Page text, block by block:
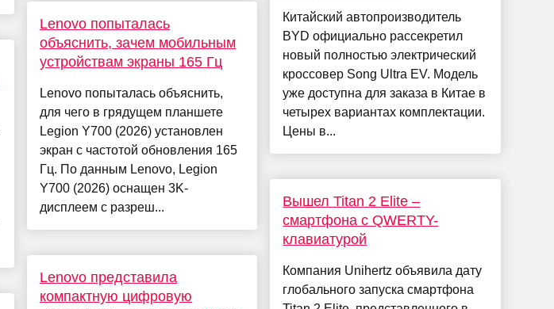
Lenovo попыталась
объяснить, зачем мобильным
устройствам экраны 165 Гц
Lenovo попыталась объяснить,
для чего в грядущем планшете
Legion Y700 (2026) установлен
экран с частотой обновления 165
Гц. По данным Lenovo, Legion
Y700 (2026) оснащен 3K-
дисплеем с разреш...
Lenovo представила
компактную цифровую
Китайский автопроизводитель
BYD официально рассекретил
новый полностью электрический
кроссовер Song Ultra EV. Модель
уже доступна для заказа в Китае в
четырех вариантах комплектации.
Цены в...
Вышел Titan 2 Elite –
смартфона с QWERTY-
клавиатурой
Компания Unihertz объявила дату
глобального запуска смартфона